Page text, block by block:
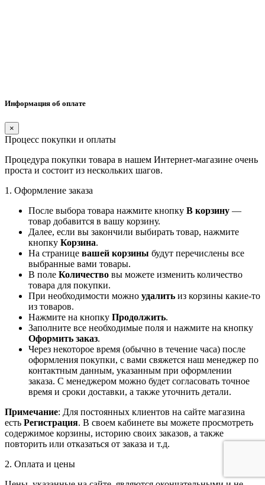
Информация об оплате
×
Процесс покупки и оплаты
Процедура покупки товара в нашем Интернет-магазине очень
проста и состоит из нескольких шагов.
1. Оформление заказа
После выбора товара нажмите кнопку В корзину —
товар добавится в вашу корзину.
Далее, если вы закончили выбирать товар, нажмите
кнопку Корзина.
На странице вашей корзины будут перечислены все
выбранные вами товары.
В поле Количество вы можете изменить количество
товара для покупки.
При необходимости можно удалить из корзины какие-то
из товаров.
Нажмите на кнопку Продолжить.
Заполните все необходимые поля и нажмите на кнопку
Оформить заказ.
Через некоторое время (обычно в течение часа) после
оформления покупки, с вами свяжется наш менеджер по
контактным данным, указанным при оформлении
заказа. С менеджером можно будет согласовать точное
время и сроки доставки, а также уточнить детали.
Примечание: Для постоянных клиентов на сайте магазина
есть Регистрация. В своем кабинете вы можете просмотреть
содержимое корзины, историю своих заказов, а также
повторить или отказаться от заказа и т.д.
2. Оплата и цены